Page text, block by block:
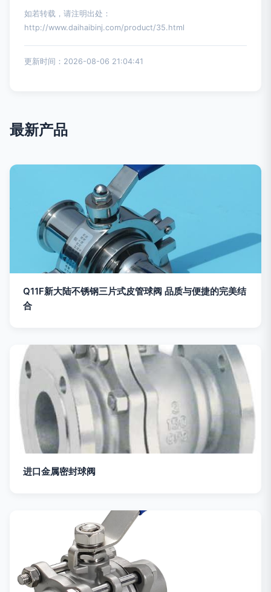
如若转载，请注明出处：
http://www.daihaibinj.com/product/35.html
更新时间：2026-08-06 21:04:41
最新产品
Q11F新大陆不锈钢三片式皮管球阀 品质与便捷的完美结
合
进口金属密封球阀